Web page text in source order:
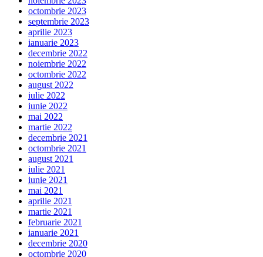
octombrie 2023
septembrie 2023
aprilie 2023
ianuarie 2023
decembrie 2022
noiembrie 2022
octombrie 2022
august 2022
iulie 2022
iunie 2022
mai 2022
martie 2022
decembrie 2021
octombrie 2021
august 2021
iulie 2021
iunie 2021
mai 2021
aprilie 2021
martie 2021
februarie 2021
ianuarie 2021
decembrie 2020
octombrie 2020